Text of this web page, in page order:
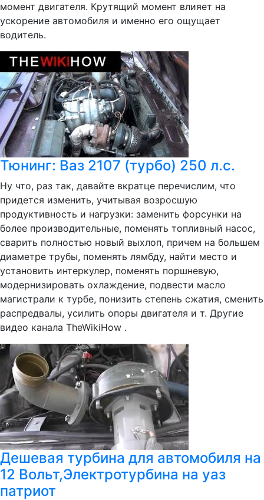
момент двигателя. Крутящий момент влияет на
ускорение автомобиля и именно его ощущает
водитель.
Тюнинг: Ваз 2107 (турбо) 250 л.с.
Ну что, раз так, давайте вкратце перечислим, что
придется изменить, учитывая возросшую
продуктивность и нагрузки: заменить форсунки на
более производительные, поменять топливный насос,
сварить полностью новый выхлоп, причем на большем
диаметре трубы, поменять лямбду, найти место и
установить интеркулер, поменять поршневую,
модернизировать охлаждение, подвести масло
магистрали к турбе, понизить степень сжатия, сменить
распредвалы, усилить опоры двигателя и т. Другие
видео канала TheWikiHow .
Дешевая турбина для автомобиля на
12 Вольт,Электротурбина на уаз
патриот